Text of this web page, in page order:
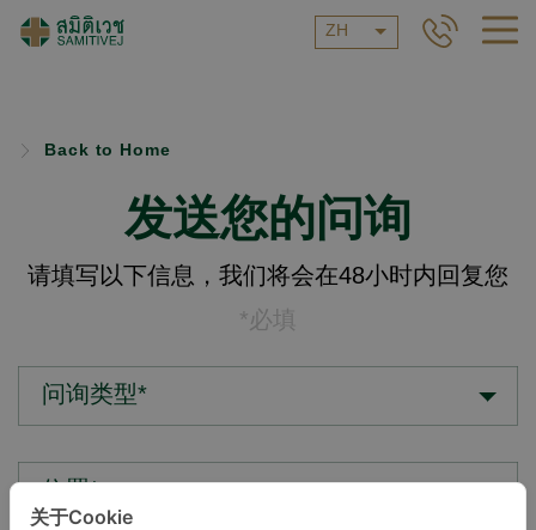
ZH
Back to Home
发送您的问询
请填写以下信息，我们将会在48小时内回复您
*必填
问询类型*
关于Cookie